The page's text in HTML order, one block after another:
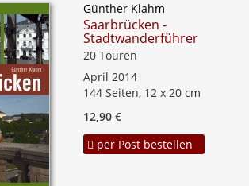
Günther Klahm
Saarbrücken -
Stadtwanderführer
20 Touren
April 2014
144 Seiten, 12 x 20 cm
12,90 €
per Post bestellen